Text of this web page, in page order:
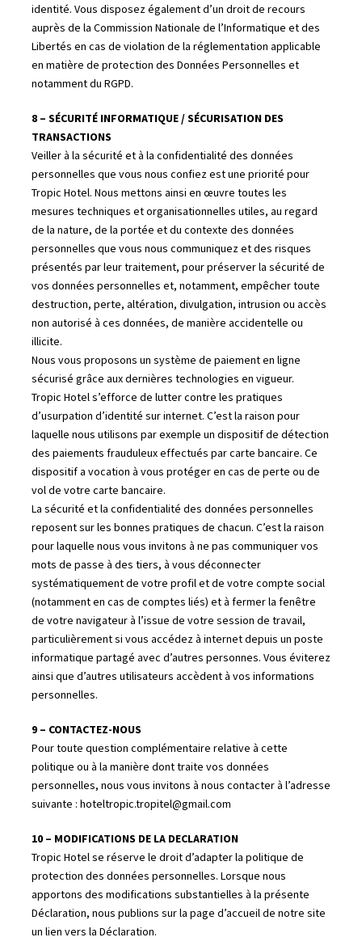
identité. Vous disposez également d’un droit de recours
auprès de la Commission Nationale de l’Informatique et des
Libertés en cas de violation de la réglementation applicable
en matière de protection des Données Personnelles et
notamment du RGPD.
8 – SÉCURITÉ INFORMATIQUE / SÉCURISATION DES
TRANSACTIONS
Veiller à la sécurité et à la confidentialité des données
personnelles que vous nous confiez est une priorité pour
Tropic Hotel. Nous mettons ainsi en œuvre toutes les
mesures techniques et organisationnelles utiles, au regard
de la nature, de la portée et du contexte des données
personnelles que vous nous communiquez et des risques
présentés par leur traitement, pour préserver la sécurité de
vos données personnelles et, notamment, empêcher toute
destruction, perte, altération, divulgation, intrusion ou accès
non autorisé à ces données, de manière accidentelle ou
illicite.
Nous vous proposons un système de paiement en ligne
sécurisé grâce aux dernières technologies en vigueur.
Tropic Hotel s’efforce de lutter contre les pratiques
d’usurpation d’identité sur internet. C’est la raison pour
laquelle nous utilisons par exemple un dispositif de détection
des paiements frauduleux effectués par carte bancaire. Ce
dispositif a vocation à vous protéger en cas de perte ou de
vol de votre carte bancaire.
La sécurité et la confidentialité des données personnelles
reposent sur les bonnes pratiques de chacun. C’est la raison
pour laquelle nous vous invitons à ne pas communiquer vos
mots de passe à des tiers, à vous déconnecter
systématiquement de votre profil et de votre compte social
(notamment en cas de comptes liés) et à fermer la fenêtre
de votre navigateur à l’issue de votre session de travail,
particulièrement si vous accédez à internet depuis un poste
informatique partagé avec d’autres personnes. Vous éviterez
ainsi que d’autres utilisateurs accèdent à vos informations
personnelles.
9 – CONTACTEZ-NOUS
Pour toute question complémentaire relative à cette
politique ou à la manière dont traite vos données
personnelles, nous vous invitons à nous contacter à l’adresse
suivante : hoteltropic.tropitel@gmail.com
10 – MODIFICATIONS DE LA DECLARATION
Tropic Hotel se réserve le droit d’adapter la politique de
protection des données personnelles. Lorsque nous
apportons des modifications substantielles à la présente
Déclaration, nous publions sur la page d’accueil de notre site
un lien vers la Déclaration.